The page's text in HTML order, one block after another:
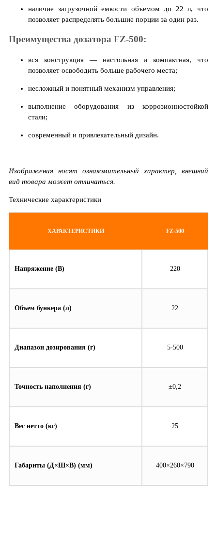
наличие загрузочной емкости объемом до 22 л, что
позволяет распределять большие порции за один раз.
Преимущества дозатора FZ-500:
вся конструкция — настольная и компактная, что
позволяет освободить больше рабочего места;
несложный и понятный механизм управления;
выполнение оборудования из коррозионностойкой
стали;
современный и привлекательный дизайн.
Изображения носят ознакомительный характер, внешний
вид товара может отличаться.
Технические характеристики
ХАРАКТЕРИСТИКИ FZ-500
Напряжение (В) 220
Объем бункера (л) 22
Диапазон дозирования (г) 5-500
Точность наполнения (г) ±0,2
Вес нетто (кг) 25
Габариты (Д×Ш×В) (мм) 400×260×790